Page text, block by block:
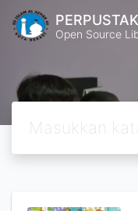
Open Source